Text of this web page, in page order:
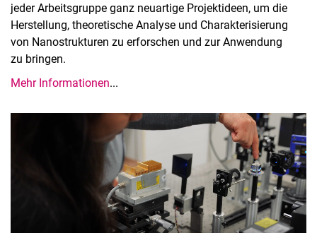
jeder Arbeitsgruppe ganz neuartige Projektideen, um die
Herstellung, theoretische Analyse und Charakterisierung
von Nanostrukturen zu erforschen und zur Anwendung
zu bringen.
Mehr Informationen...